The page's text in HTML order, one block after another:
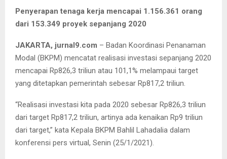
Penyerapan tenaga kerja mencapai 1.156.361 orang
dari 153.349 proyek sepanjang 2020
JAKARTA, jurnal9.com – Badan Koordinasi Penanaman
Modal (BKPM) mencatat realisasi investasi sepanjang 2020
mencapai Rp826,3 triliun atau 101,1% melampaui target
yang ditetapkan pemerintah sebesar Rp817,2 triliun.
“Realisasi investasi kita pada 2020 sebesar Rp826,3 triliun
dari target Rp817,2 triliun, artinya ada kenaikan Rp9 triliun
dari target,” kata Kepala BKPM Bahlil Lahadalia dalam
konferensi pers virtual, Senin (25/1/2021).